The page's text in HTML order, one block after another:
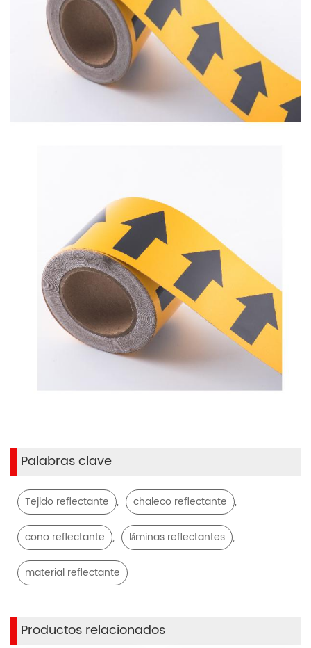
Palabras clave
Tejido reflectante , chaleco reflectante ,
cono reflectante , láminas reflectantes ,
material reflectante
Productos relacionados